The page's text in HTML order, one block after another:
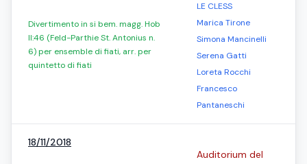
Divertimento in si bem. magg. Hob
II:46 (Feld-Parthie St. Antonius n.
6) per ensemble di fiati, arr. per
quintetto di fiati
LE CLESS
Marica Tirone
Simona Mancinelli
Serena Gatti
Loreta Rocchi
Francesco
Pantaneschi
18/11/2018
Auditorium del